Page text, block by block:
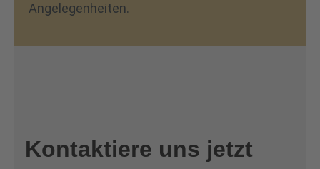
Angelegenheiten.
Kontaktiere uns jetzt